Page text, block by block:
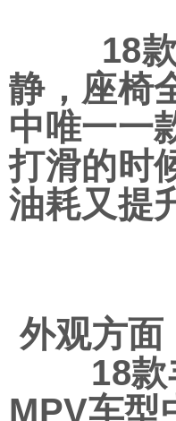
18款丰
静，座椅
中唯一一
打滑的时
油耗又提
外观方面
18款丰
MPV车型